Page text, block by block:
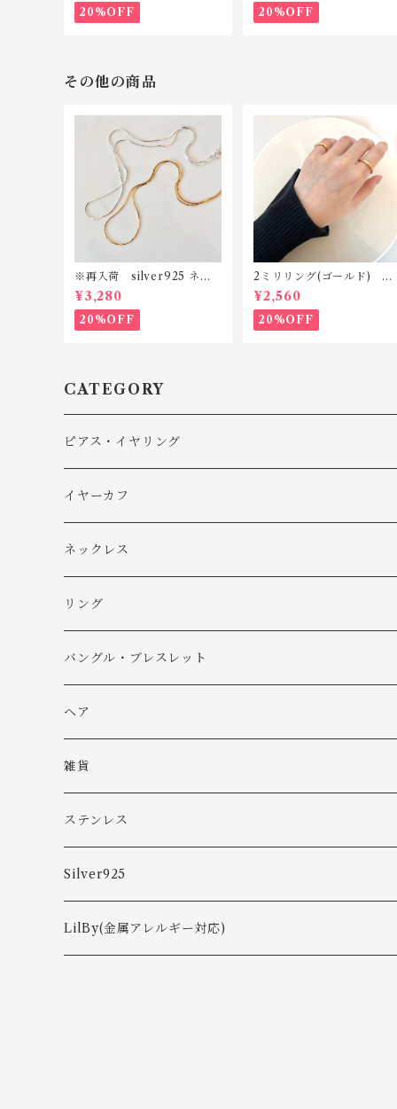
20%OFF 20%OFF
その他の商品
※再入荷 silver925 ネッ
クレス N026
¥3,280
20%OFF
2ミリリング(ゴールド) R1
19 silver925
¥2,560
20%OFF
CATEGORY
ピアス・イヤリング
ピアス
イヤリング
イヤーカフ
ネックレス
リング
バングル・ブレスレット
バングル
ブレスレット
ヘア
雑貨
ステンレス
ピアス
ネックレス
Silver925
ピアス
LilBy(金属アレルギー対応)